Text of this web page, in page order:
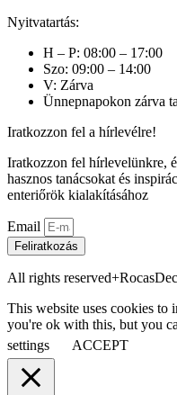
Nyitvatartás:
H – P: 08:00 – 17:00
Szo: 09:00 – 14:00
V: Zárva
Ünnepnapokon zárva
Iratkozzon fel a hírlevélre!
Iratkozzon fel hírlevelünkre,
hasznos tanácsokat és
enteriőrök kialakításához
Email
Feliratkozás
All rights
This website uses cookies to
you're ok with this, but you
settings
ACCEPT